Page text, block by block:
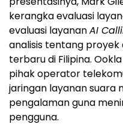
kerangka evaluasi
evaluasi layananAI
analisis tentang proyek
terbaru di Filipina.
pihak operator
jaringan layanan suara
pengalaman guna
pengguna.